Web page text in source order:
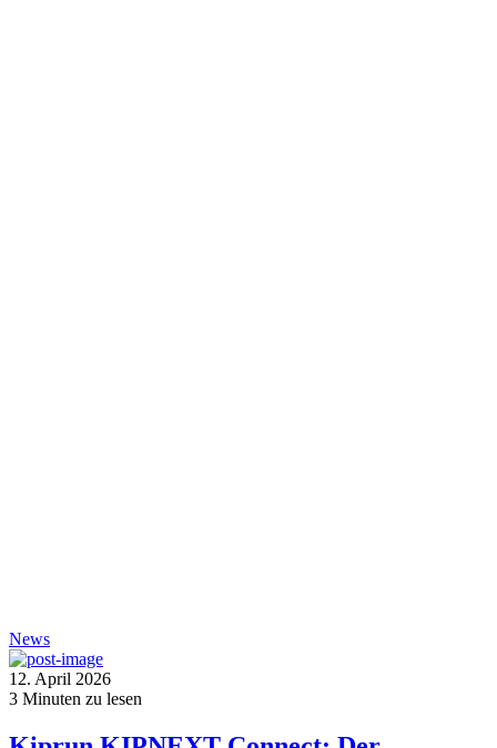
News
12. April 2026
3 Minuten zu lesen